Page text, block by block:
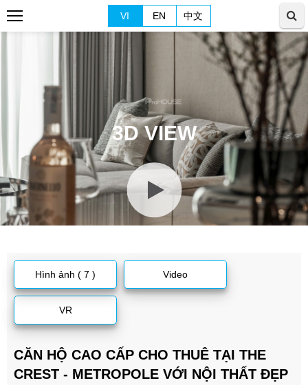
VI EN 中文
3D VIEW
Hình ảnh ( 7 ) Video
VR
CĂN HỘ CAO CẤP CHO THUÊ TẠI THE
CREST - METROPOLE VỚI NỘI THẤT ĐẸP